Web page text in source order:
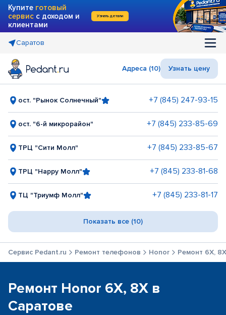
Купите готовый
сервис с доходом и
клиентами
Узнать детали
Саратов
Адреса (10) Узнать цену
ост. "Рынок Солнечный" +7 (845) 247-93-15
ост. "6-й микрорайон" +7 (845) 233-85-69
ТРЦ "Сити Молл" +7 (845) 233-85-67
ТРЦ "Happy Молл" +7 (845) 233-81-68
ТЦ "Триумф Молл" +7 (845) 233-81-17
Показать все (10)
Сервис Pedant.ru Ремонт телефонов Honor Ремонт 6X, 8X
Ремонт Honor 6X, 8X в
Саратове